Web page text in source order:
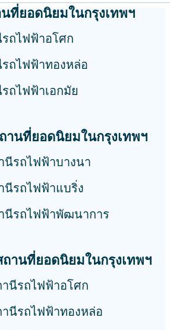
ที่ยอดนิยมในกรุงเทพฯ
ถไฟฟ้าอโศก
ถไฟฟ้าทองหล่อ
ถไฟฟ้าเอกมัย
านที่ยอดนิยมในกรุงเทพฯ
นีรถไฟฟ้าบางนา
นีรถไฟฟ้าแบริ่ง
นีรถไฟฟ้าพัฒนาการ
านที่ยอดนิยมในกรุงเทพฯ
นีรถไฟฟ้าอโศก
นีรถไฟฟ้าทองหล่อ